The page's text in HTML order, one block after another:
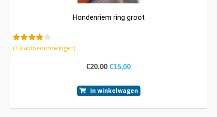
Hondenriem ring groot
4.67van 5
(3 klantbeoordelingen)
€20,00 €15,00
In winkelwagen